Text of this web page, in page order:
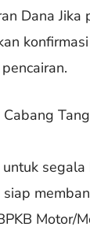
Dana
siap
Motor/